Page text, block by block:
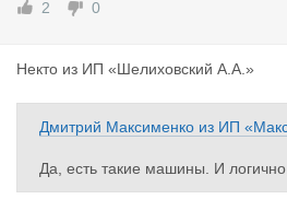
й...
2 0
Некто из ИП «Шелиховский А.А.»
Дмитрий Максименко из ИП
Да, есть такие машины. И
ющие спального место, должны